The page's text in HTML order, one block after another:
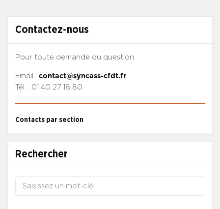
Contactez-nous
Pour toute demande ou question.
Email : contact@syncass-cfdt.fr
Tél. : 01 40 27 18 80
Contacts par section
Rechercher